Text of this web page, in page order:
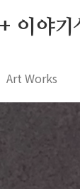
이야기
Art Works